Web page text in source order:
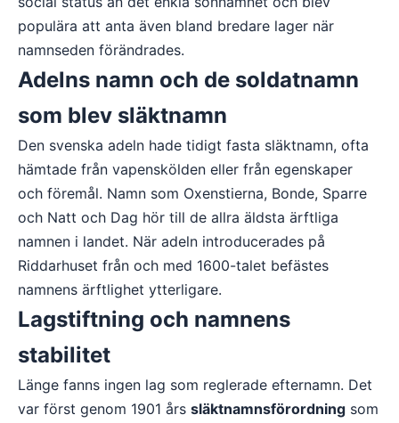
populära att anta även bland bredare lager när
namnseden förändrades.
Adelns namn och de soldatnamn
som blev släktnamn
Den svenska adeln hade tidigt fasta släktnamn, ofta
hämtade från vapenskölden eller från egenskaper
och föremål. Namn som Oxenstierna, Bonde, Sparre
och Natt och Dag hör till de allra äldsta ärftliga
namnen i landet. När adeln introducerades på
Riddarhuset från och med 1600-talet befästes
namnens ärftlighet ytterligare.
Lagstiftning och namnens
stabilitet
Länge fanns ingen lag som reglerade efternamn. Det
var först genom 1901 års släktnamnsförordning som